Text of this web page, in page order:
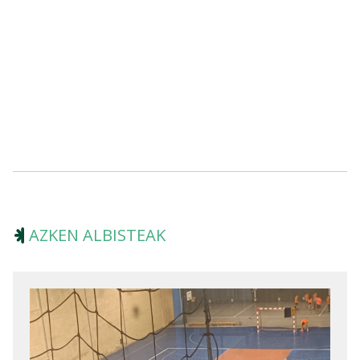
AZKEN ALBISTEAK